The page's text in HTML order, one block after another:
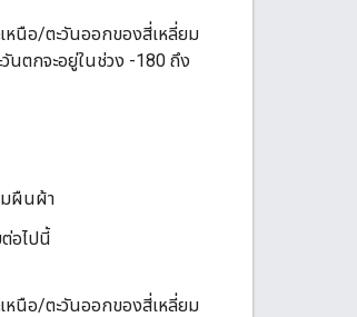
หนือ/ตะวันออกของสี่เหลี่ยม
นตกจะอยู่ในช่วง -180 ถึง
มผืนผ้า
อไปนี้
หนือ/ตะวันออกของสี่เหลี่ยม